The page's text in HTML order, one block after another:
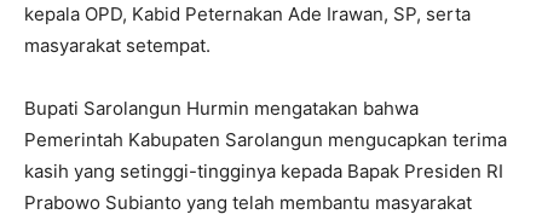
kepala OPD, Kabid Peternakan Ade Irawan, SP, serta
masyarakat setempat.
Bupati Sarolangun Hurmin mengatakan bahwa
Pemerintah Kabupaten Sarolangun mengucapkan terima
kasih yang setinggi-tingginya kepada Bapak Presiden RI
Prabowo Subianto yang telah membantu masyarakat